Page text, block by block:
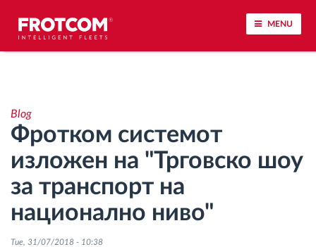
MENU
Анализа на возачкото однесување
Следење на времетраењето на возењето
Управување со работната сила
Blog
Фротком системот
изложен на "Трговско шоу
за транспорт на
национално ниво"
Tue, 31/07/2018 - 10:38